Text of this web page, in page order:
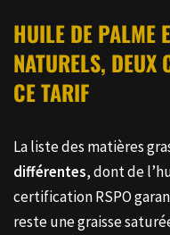
HUILE DE PALME
NATURELS, DEUX
CE TARIF
La liste des matières
différentes, dont de
certification RSPO
reste une graisse